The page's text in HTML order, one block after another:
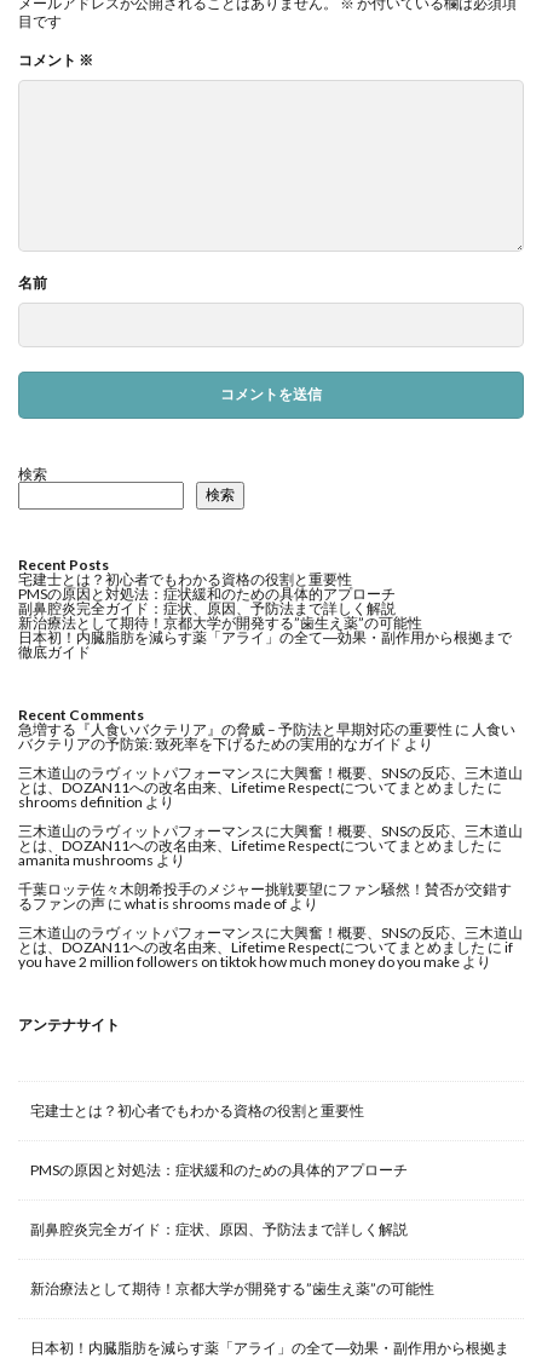
目です
コメント ※
名前
検索
検索
Recent Posts
宅建士とは？初心者でもわかる資格の役割と重要性
PMSの原因と対処法：症状緩和のための具体的アプローチ
副鼻腔炎完全ガイド：症状、原因、予防法まで詳しく解説
新治療法として期待！京都大学が開発する”歯生え薬”の可能性
日本初！内臓脂肪を減らす薬「アライ」の全て―効果・副作用から根拠まで
徹底ガイド
Recent Comments
急増する『人食いバクテリア』の脅威 – 予防法と早期対応の重要性 に 人食い
バクテリアの予防策: 致死率を下げるための実用的なガイド より
三木道山のラヴィットパフォーマンスに大興奮！概要、SNSの反応、三木道山
とは、DOZAN11への改名由来、Lifetime Respectについてまとめました に
shrooms definition より
三木道山のラヴィットパフォーマンスに大興奮！概要、SNSの反応、三木道山
とは、DOZAN11への改名由来、Lifetime Respectについてまとめました に
amanita mushrooms より
千葉ロッテ佐々木朗希投手のメジャー挑戦要望にファン騒然！賛否が交錯す
るファンの声 に what is shrooms made of より
三木道山のラヴィットパフォーマンスに大興奮！概要、SNSの反応、三木道山
とは、DOZAN11への改名由来、Lifetime Respectについてまとめました に if
you have 2 million followers on tiktok how much money do you make より
アンテナサイト
宅建士とは？初心者でもわかる資格の役割と重要性
PMSの原因と対処法：症状緩和のための具体的アプローチ
副鼻腔炎完全ガイド：症状、原因、予防法まで詳しく解説
新治療法として期待！京都大学が開発する”歯生え薬”の可能性
日本初！内臓脂肪を減らす薬「アライ」の全て―効果・副作用から根拠ま